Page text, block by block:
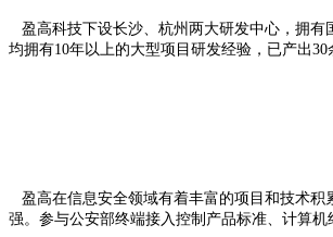
盈高科技下设长沙、杭州两大研发中心，拥有
均拥有10年以上的大型项目研发经验，已产出30
盈高在信息安全领域有着丰富的项目和技术积
强。参与公安部终端接入控制产品标准、计算